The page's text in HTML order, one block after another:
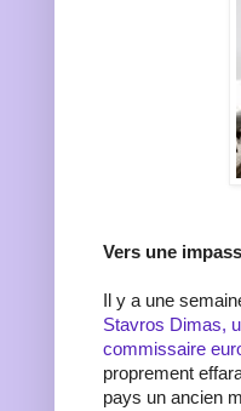
Vers une
Il y a une
Stavros Dimas,
commissaire
proprement
pays un ancien